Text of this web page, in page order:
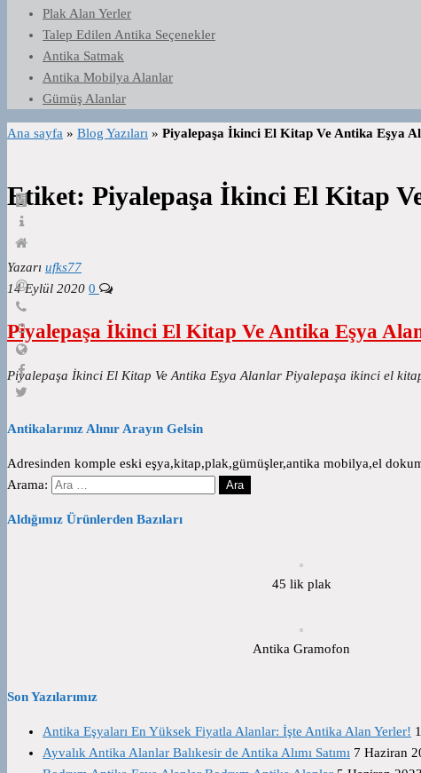
Plak Alan Yerler
Talep Edilen Antika Seçenekler
Antika Satmak
Antika Mobilya Alanlar
Gümüş Alanlar
Ana sayfa » Blog Yazıları » Piyalepaşa İkinci El Kitap Ve Antika Eşya
Etiket: Piyalepaşa İkinci El Kitap
Yazarı ufks77
14 Eylül 2020 0
Piyalepaşa İkinci El Kitap Ve Antika Eşya
Piyalepaşa İkinci El Kitap Ve Antika Eşya Alanlar Piyalepaşa ikinci el
Antikalarınız Alınır Arayın Gelsin
Adresinden komple eski eşya,kitap,plak,gümüşler,antika mobilya,el
Arama:
Aldığımız Ürünlerden Bazıları
45 lik plak
Antika Gramofon
Son Yazılarımız
Antika Eşyaları En Yüksek Fiyatla Alanlar: İşte Antika Alan Yerler!
Ayvalık Antika Alanlar Balıkesir de Antika Alımı Satımı 7 Haziran